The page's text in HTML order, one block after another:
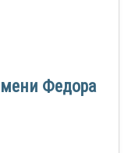
Федора